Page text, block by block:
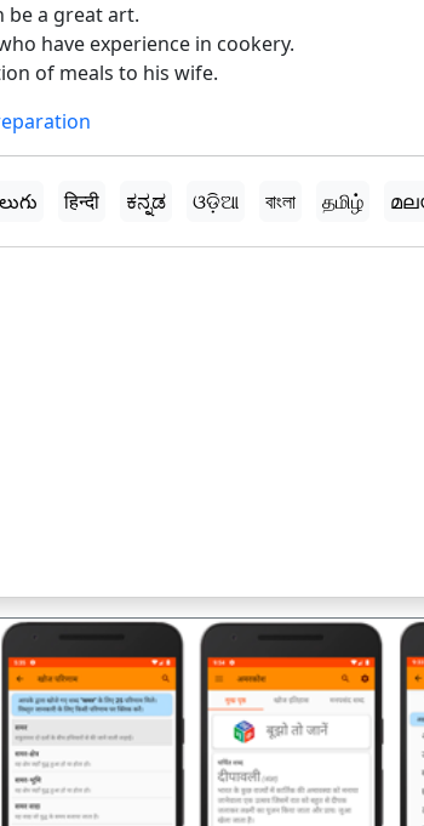
be a great art.
have experience in cookery.
of meals to his wife.
हिन्दी ಕನ್ನಡ ଓଡ଼ିଆ বাংলা தமிழ்